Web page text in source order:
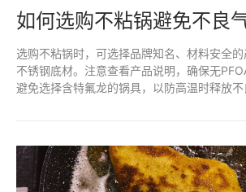
如何选购不粘锅避免不良
选购不粘锅时，可选择品牌知名、材料安全
不锈钢底材。注意查看产品说明，确保无
避免选择含特氟龙的锅具，以防高温时释放不